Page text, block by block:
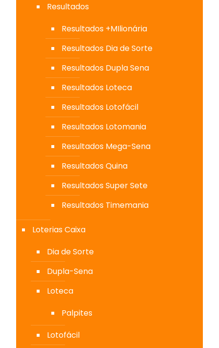
Resultados
Resultados +MIlionária
Resultados Dia de Sorte
Resultados Dupla Sena
Resultados Loteca
Resultados Lotofácil
Resultados Lotomania
Resultados Mega-Sena
Resultados Quina
Resultados Super Sete
Resultados Timemania
Loterias Caixa
Dia de Sorte
Dupla-Sena
Loteca
Palpites
Lotofácil